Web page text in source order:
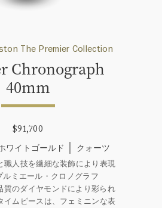
The Premier Collection
Chronograph
40mm
$91,700
ワイトゴールド クォーツ
職人技を繊細な装飾により表現
ルミエール・クロノグラフ
質のダイヤモンドにより彩られ
イムピースは、フェミニンな表